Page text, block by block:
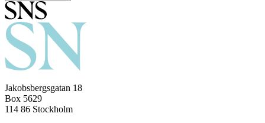
Jakobsbergsgatan 18
Box 5629
114 86 Stockholm